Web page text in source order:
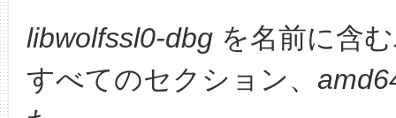
libwolfssl0-dbg を名前に含
すべてのセクション、